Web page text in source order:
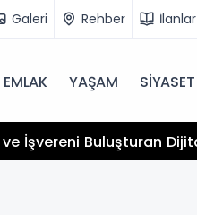
Galeri Rehber İlanlar
EMLAK YAŞAM SİYASET